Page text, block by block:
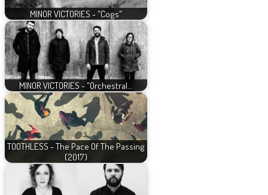
MINOR VICTORIES - "Cogs"
MINOR VICTORIES - "Orchestral…
TOOTHLESS - The Pace Of The Passing
(2017)